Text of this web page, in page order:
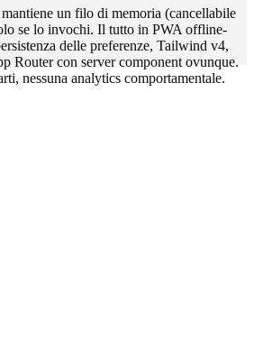
un filo di memoria (cancellabile
se lo invochi. Il tutto in PWA offline-
delle preferenze, Tailwind v4,
Router con server component ovunque.
nessuna analytics comportamentale.